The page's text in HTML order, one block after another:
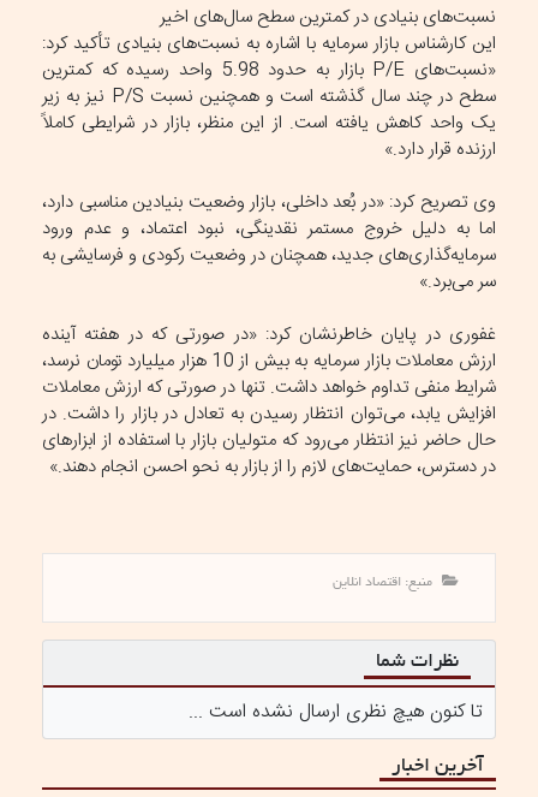
نسبت‌های بنیادی در کمترین سطح سال‌های اخیر
این کارشناس بازار سرمایه با اشاره به نسبت‌های بنیادی تأکید کرد:
«نسبت‌های P/E بازار به حدود 5.98 واحد رسیده که کمترین
سطح در چند سال گذشته است و همچنین نسبت P/S نیز به زیر
یک واحد کاهش یافته است. از این منظر، بازار در شرایطی کاملاً
ارزنده قرار دارد.»
وی تصریح کرد: «در بُعد داخلی، بازار وضعیت بنیادین مناسبی دارد،
اما به دلیل خروج مستمر نقدینگی، نبود اعتماد، و عدم ورود
سرمایه‌گذاری‌های جدید، همچنان در وضعیت رکودی و فرسایشی به
سر می‌برد.»
غفوری در پایان خاطرنشان کرد: «در صورتی که در هفته آینده
ارزش معاملات بازار سرمایه به بیش از 10 هزار میلیارد تومان نرسد،
شرایط منفی تداوم خواهد داشت. تنها در صورتی که ارزش معاملات
افزایش یابد، می‌توان انتظار رسیدن به تعادل در بازار را داشت. در
حال حاضر نیز انتظار می‌رود که متولیان بازار با استفاده از ابزار‌های
در دسترس، حمایت‌های لازم را از بازار به نحو احسن انجام دهند.»
منبع: اقتصاد انلاین
نظرات شما
تا کنون هیچ نظری ارسال نشده است ...
آخرین اخبار